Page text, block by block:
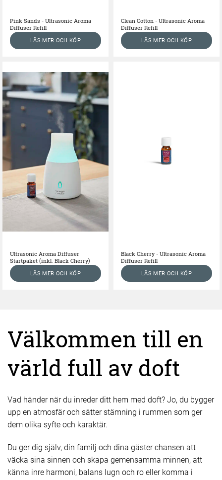
Pink Sands - Ultrasonic Aroma
Diffuser Refill
LÄS MER OCH KÖP
Clean Cotton - Ultrasonic Aroma
Diffuser Refill
LÄS MER OCH KÖP
Ultrasonic Aroma Diffuser
Startpaket (inkl. Black Cherry)
LÄS MER OCH KÖP
Black Cherry - Ultrasonic Aroma
Diffuser Refill
LÄS MER OCH KÖP
Välkommen till en
värld full av doft
Vad händer när du inreder ditt hem med doft? Jo, du bygger
upp en atmosfär och sätter stämning i rummen som ger
dem olika syfte och karaktär.
Du ger dig själv, din familj och dina gäster chansen att
väcka sina sinnen och skapa gemensamma minnen, att
känna inre harmoni, balans lugn och ro eller komma i